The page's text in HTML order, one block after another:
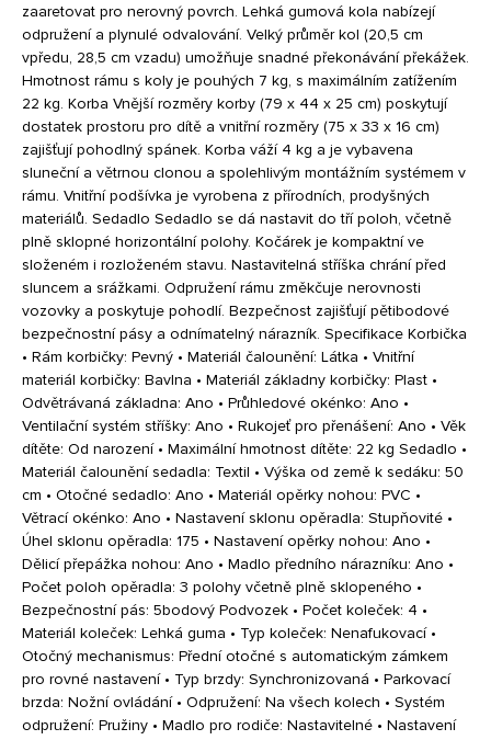
zaaretovat pro nerovný povrch. Lehká gumová kola nabízejí
odpružení a plynulé odvalování. Velký průměr kol (20,5 cm
vpředu, 28,5 cm vzadu) umožňuje snadné překonávání překážek.
Hmotnost rámu s koly je pouhých 7 kg, s maximálním zatížením
22 kg. Korba Vnější rozměry korby (79 x 44 x 25 cm) poskytují
dostatek prostoru pro dítě a vnitřní rozměry (75 x 33 x 16 cm)
zajišťují pohodlný spánek. Korba váží 4 kg a je vybavena
sluneční a větrnou clonou a spolehlivým montážním systémem v
rámu. Vnitřní podšívka je vyrobena z přírodních, prodyšných
materiálů. Sedadlo Sedadlo se dá nastavit do tří poloh, včetně
plně sklopné horizontální polohy. Kočárek je kompaktní ve
složeném i rozloženém stavu. Nastavitelná stříška chrání před
sluncem a srážkami. Odpružení rámu změkčuje nerovnosti
vozovky a poskytuje pohodlí. Bezpečnost zajišťují pětibodové
bezpečnostní pásy a odnímatelný nárazník. Specifikace Korbička
• Rám korbičky: Pevný • Materiál čalounění: Látka • Vnitřní
materiál korbičky: Bavlna • Materiál základny korbičky: Plast •
Odvětrávaná základna: Ano • Průhledové okénko: Ano •
Ventilační systém stříšky: Ano • Rukojeť pro přenášení: Ano • Věk
dítěte: Od narození • Maximální hmotnost dítěte: 22 kg Sedadlo •
Materiál čalounění sedadla: Textil • Výška od země k sedáku: 50
cm • Otočné sedadlo: Ano • Materiál opěrky nohou: PVC •
Větrací okénko: Ano • Nastavení sklonu opěradla: Stupňovité •
Úhel sklonu opěradla: 175 • Nastavení opěrky nohou: Ano •
Dělicí přepážka nohou: Ano • Madlo předního nárazníku: Ano •
Počet poloh opěradla: 3 polohy včetně plně sklopeného •
Bezpečnostní pás: 5bodový Podvozek • Počet koleček: 4 •
Materiál koleček: Lehká guma • Typ koleček: Nenafukovací •
Otočný mechanismus: Přední otočné s automatickým zámkem
pro rovné nastavení • Typ brzdy: Synchronizovaná • Parkovací
brzda: Nožní ovládání • Odpružení: Na všech kolech • Systém
odpružení: Pružiny • Madlo pro rodiče: Nastavitelné • Nastavení